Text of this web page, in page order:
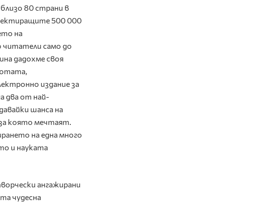
80 страни в
500 000
на
читатели само до
дадохме своя
издание за
два от най-
шанса на
която мечтаят.
на една много
и науката
ангажирани
чудесна